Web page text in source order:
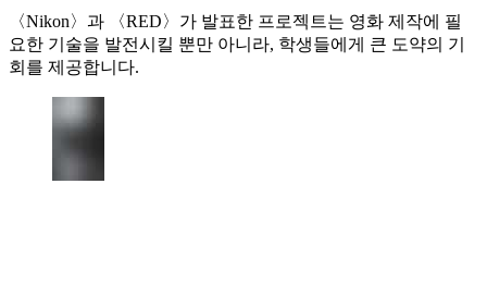
〈Nikon〉과 〈RED〉가 발표한 프로젝트는 영화 제작에 필
요한 기술을 발전시킬 뿐만 아니라, 학생들에게 큰 도약의 기
회를 제공합니다.